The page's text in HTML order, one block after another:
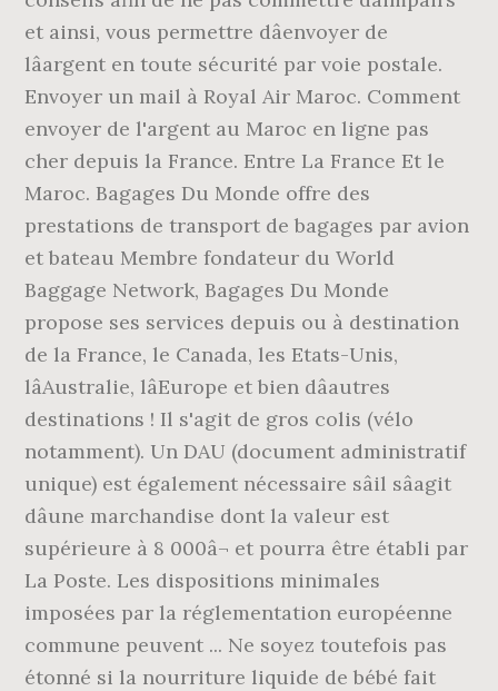
et ainsi, vous permettre dâenvoyer de
lâargent en toute sécurité par voie postale.
Envoyer un mail à Royal Air Maroc. Comment
envoyer de l'argent au Maroc en ligne pas
cher depuis la France. Entre La France Et le
Maroc. Bagages Du Monde offre des
prestations de transport de bagages par avion
et bateau Membre fondateur du World
Baggage Network, Bagages Du Monde
propose ses services depuis ou à destination
de la France, le Canada, les Etats-Unis,
lâAustralie, lâEurope et bien dâautres
destinations ! Il s'agit de gros colis (vélo
notamment). Un DAU (document administratif
unique) est également nécessaire sâil sâagit
dâune marchandise dont la valeur est
supérieure à 8 000â¬ et pourra être établi par
La Poste. Les dispositions minimales
imposées par la réglementation européenne
commune peuvent ... Ne soyez toutefois pas
étonné si la nourriture liquide de bébé fait